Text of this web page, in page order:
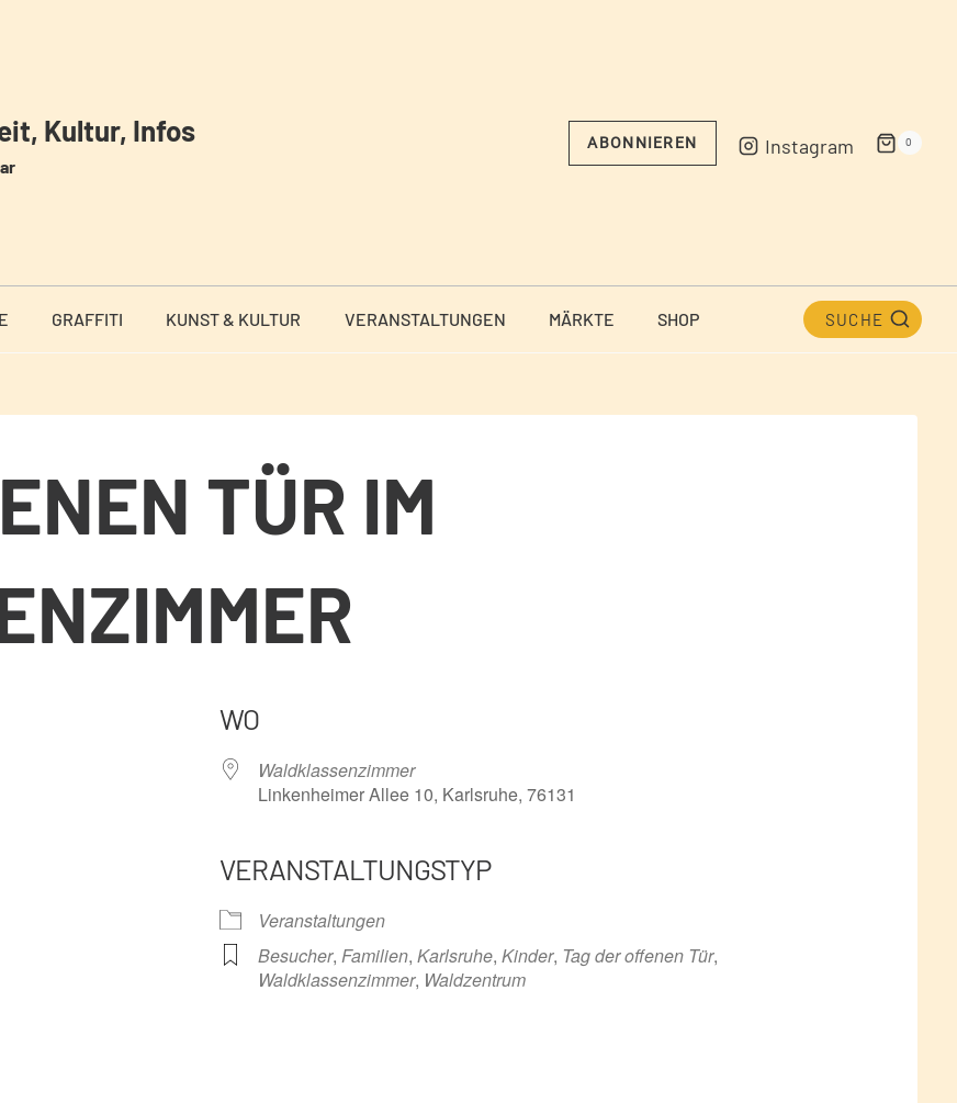
Kultur, Infos ABONNIEREN Instagram 0
GRAFFITI KUNST & KULTUR VERANSTALTUNGEN MÄRKTE SHOP SUCHE
TÜR IM
iCalendar
WO
Waldklassenzimmer
Linkenheimer Allee 10, Karlsruhe, 76131
VERANSTALTUNGSTYP
Veranstaltungen
Besucher, Familien, Karlsruhe, Kinder, Tag der offenen Tür,
Waldklassenzimmer, Waldzentrum